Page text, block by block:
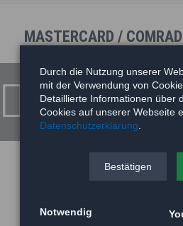
MASTERCARD /
Durch die Nutzung unserer
mit der Verwendung von
Detaillierte Informationen über
Cookies auf unserer Webseite
Datenschutzerklärung.
Bestätigen
Notwendig